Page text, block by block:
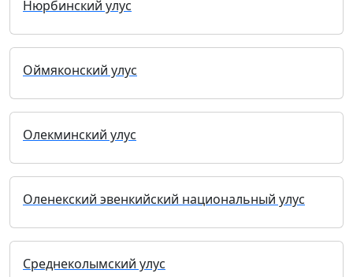
Нюрбинский улус
Оймяконский улус
Олекминский улус
Оленекский эвенкийский национальный улус
Среднеколымский улус